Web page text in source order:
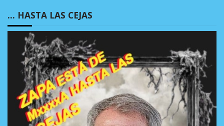
… HASTA LAS CEJAS